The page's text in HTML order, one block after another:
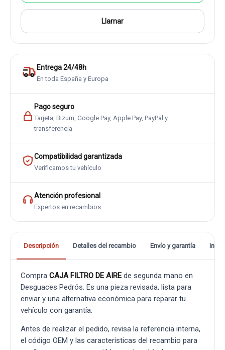
Llamar
Entrega 24/48h
En toda España y Europa
Pago seguro
Tarjeta, Bizum, Google Pay, Apple Pay, PayPal y
transferencia
Compatibilidad garantizada
Verificamos tu vehículo
Atención profesional
Expertos en recambios
Descripción Detalles del recambio Envío y garantía
Compra CAJA FILTRO DE AIRE de segunda mano en
Desguaces Pedrós. Es una pieza revisada, lista para
enviar y una alternativa económica para reparar tu
vehículo con garantía.
Antes de realizar el pedido, revisa la referencia interna,
el código OEM y las características del recambio para